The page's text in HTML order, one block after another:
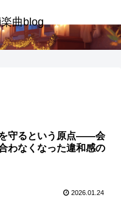
曲blog
を守るという原点――会
わなくなった違和感の
2026.01.24